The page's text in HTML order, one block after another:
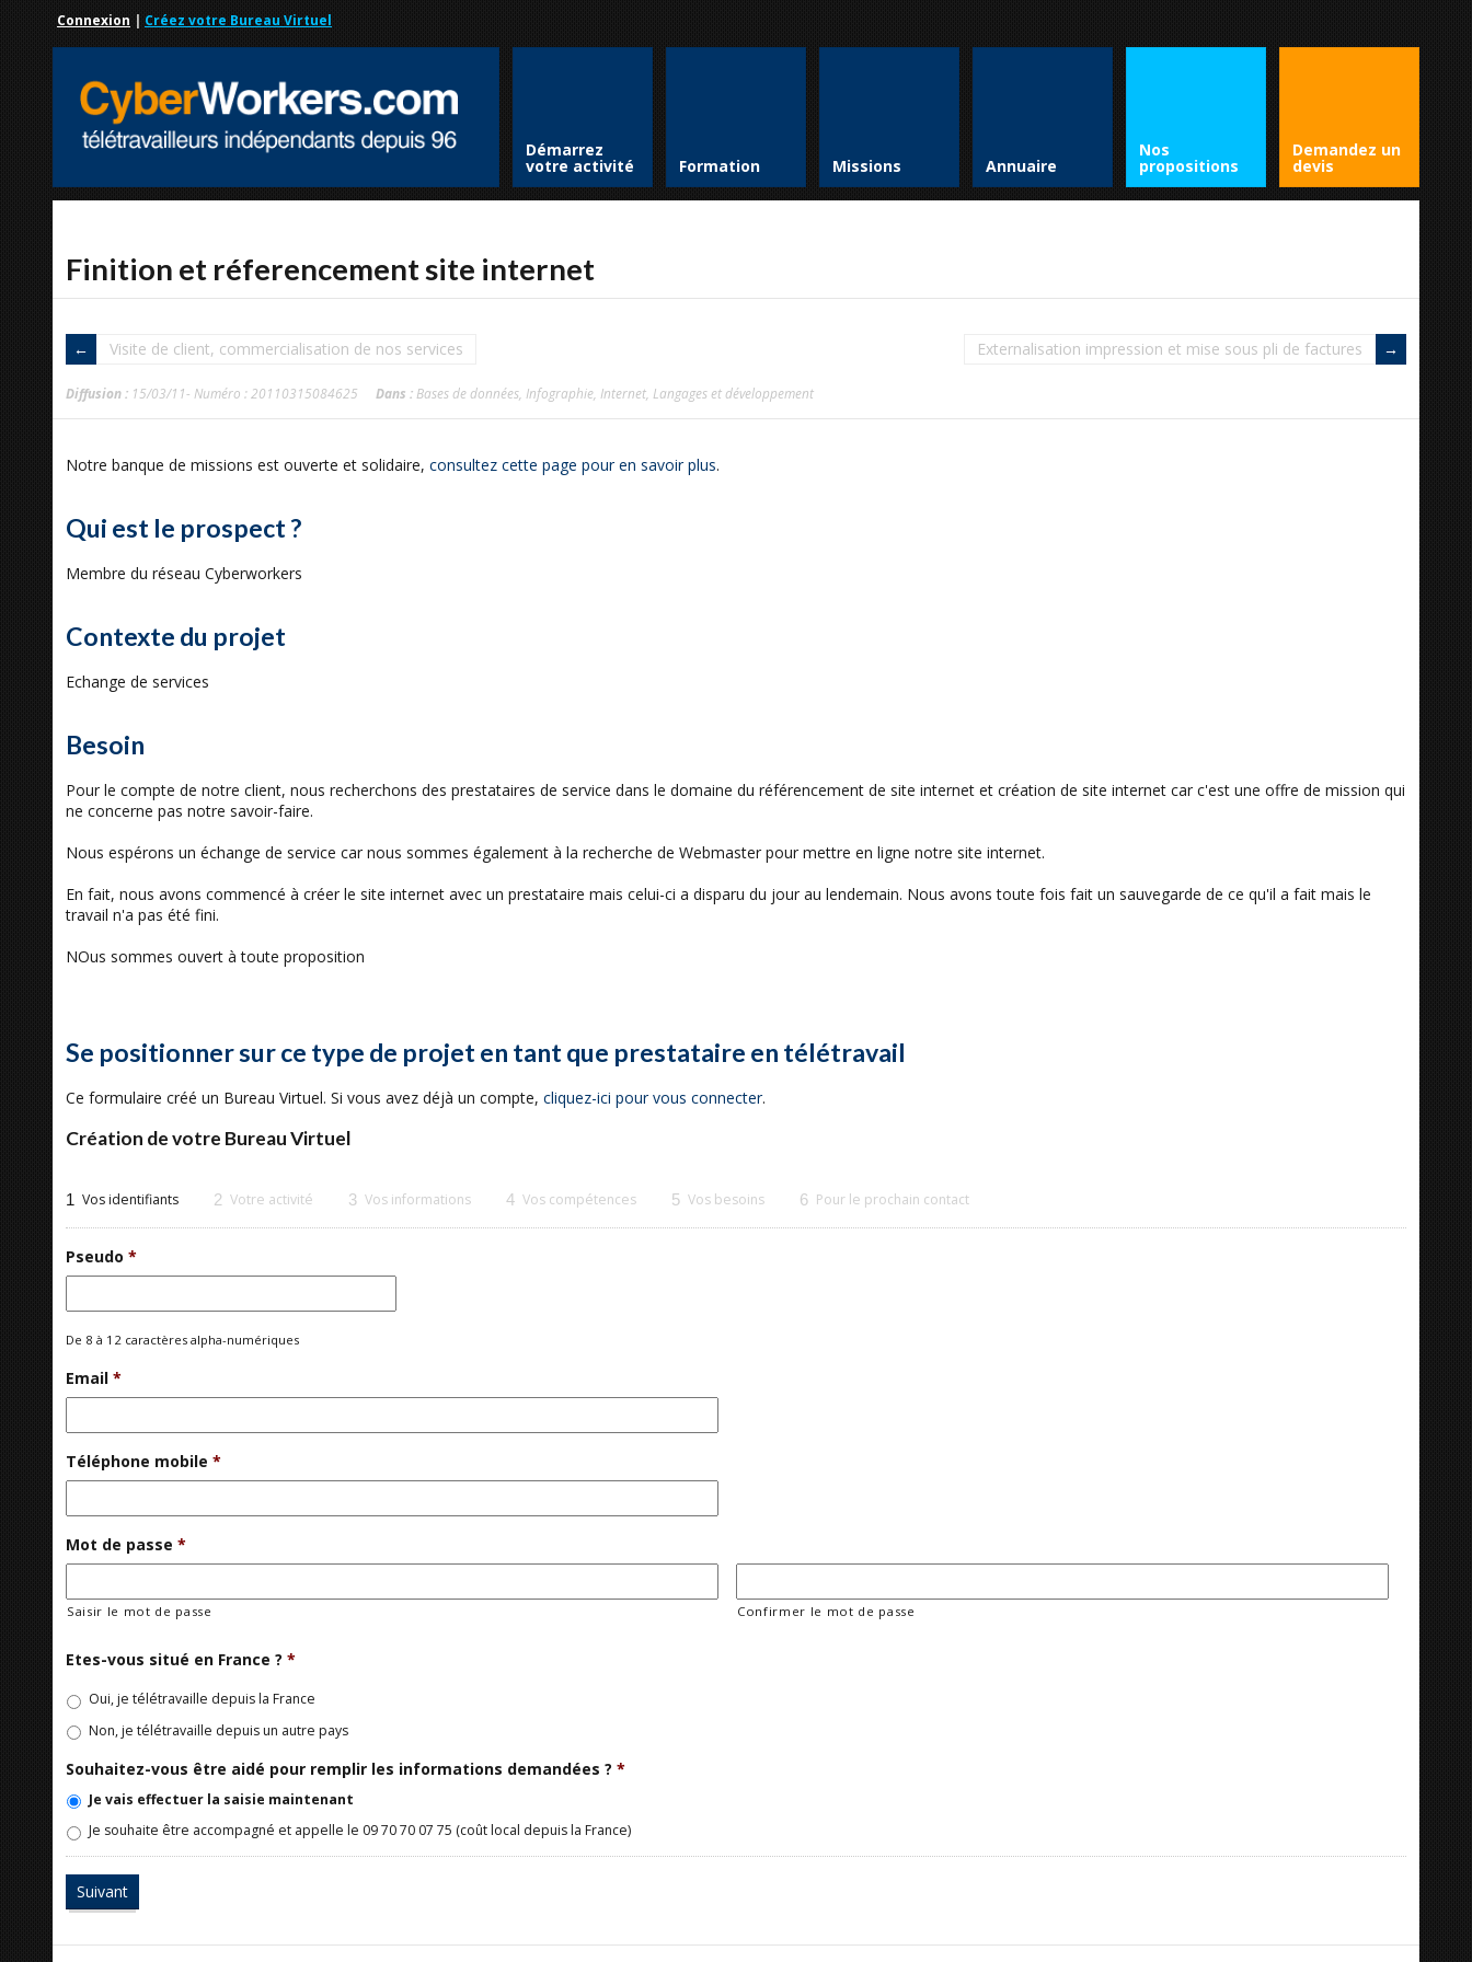
Connexion | Créez votre Bureau Virtuel
Démarrez
votre activité Formation Missions Annuaire
Nos
propositions
Demandez un
devis
Finition et réferencement site internet
Visite de client, commercialisation de nos services Externalisation impression et mise sous pli de factures
Diffusion : 15/03/11- Numéro : 20110315084625 Dans : Bases de données Infographie Internet Langages et développement
Notre banque de missions est ouverte et solidaire, consultez cette page pour en savoir plus.
Qui est le prospect ?
Membre du réseau Cyberworkers
Contexte du projet
Echange de services
Besoin
Pour le compte de notre client, nous recherchons des prestataires de service dans le domaine du référencement de site internet et création de site internet car c'est une offre de mission qui
ne concerne pas notre savoir-faire.
Nous espérons un échange de service car nous sommes également à la recherche de Webmaster pour mettre en ligne notre site internet.
En fait, nous avons commencé à créer le site internet avec un prestataire mais celui-ci a disparu du jour au lendemain. Nous avons toute fois fait un sauvegarde de ce qu'il a fait mais le
travail n'a pas été fini.
NOus sommes ouvert à toute proposition
Se positionner sur ce type de projet en tant que prestataire en télétravail
Ce formulaire créé un Bureau Virtuel. Si vous avez déjà un compte, cliquez-ici pour vous connecter.
Création de votre Bureau Virtuel
1 Vos identifiants 2 Votre activité 3 Vos informations 4 Vos compétences 5 Vos besoins 6 Pour le prochain contact
Pseudo *
De 8 à 12 caractères alpha-numériques
Email *
Téléphone mobile *
Mot de passe *
Saisir le mot de passe Confirmer le mot de passe
Etes-vous situé en France ? *
Oui, je télétravaille depuis la France
Non, je télétravaille depuis un autre pays
Souhaitez-vous être aidé pour remplir les informations demandées ? *
Je vais effectuer la saisie maintenant
Je souhaite être accompagné et appelle le 09 70 70 07 75 (coût local depuis la France)